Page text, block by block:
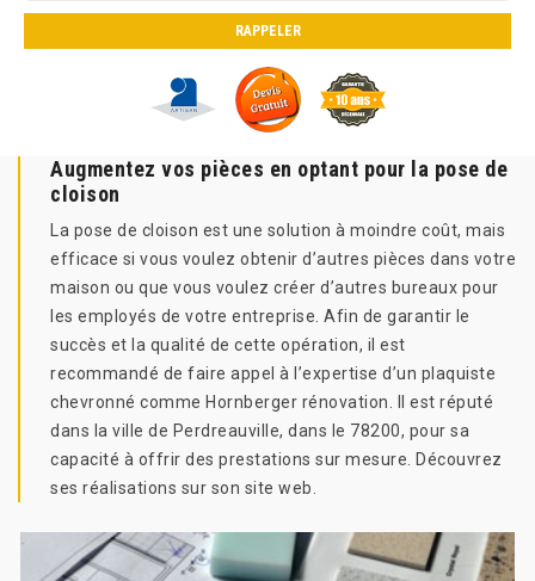
Augmentez vos pièces en optant pour la pose de
cloison
La pose de cloison est une solution à moindre coût, mais
efficace si vous voulez obtenir d’autres pièces dans votre
maison ou que vous voulez créer d’autres bureaux pour
les employés de votre entreprise. Afin de garantir le
succès et la qualité de cette opération, il est
recommandé de faire appel à l’expertise d’un plaquiste
chevronné comme Hornberger rénovation. Il est réputé
dans la ville de Perdreauville, dans le 78200, pour sa
capacité à offrir des prestations sur mesure. Découvrez
ses réalisations sur son site web.